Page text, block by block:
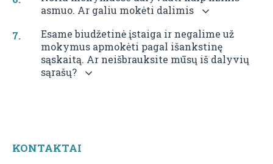
asmuo. Ar galiu mokėti dalimis
Esame biudžetinė įstaiga ir negalime už
mokymus apmokėti pagal išankstinę
sąskaitą. Ar neišbrauksite mūsų iš dalyvių
sąrašų?
KONTAKTAI